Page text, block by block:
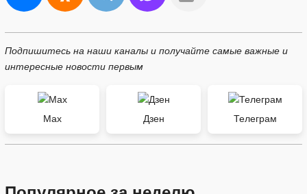
Подпишитесь на наши каналы и получайте самые важные и
интересные новости первым
Max Дзен Телеграм